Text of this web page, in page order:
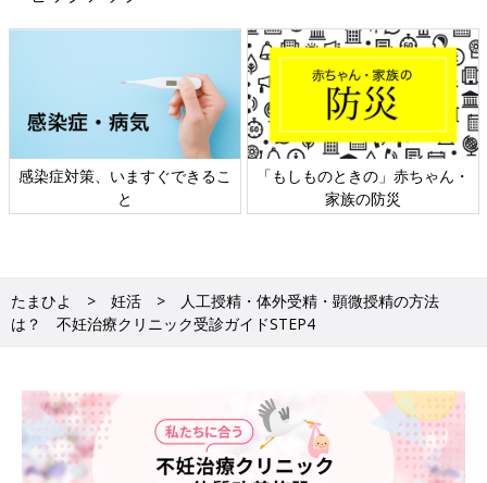
す。状況に応じて、体への負担が軽い、低刺激の誘発剤を用いる
（2）採卵・採精を行う
卵子が育ったら、卵巣から卵子を採取します（採卵）。採卵後、
精液を採取（採精）し、その中から運動性の高い精子を選択。
（3）受精（媒精）を行う
（4）胚を培養する
養します。
（5）胚を子宮に移植する
4～8分割胚になったら、良質の胚を選び子宮内に移植します。状
感染症対策、いますぐできるこ
と
「もしものときの」赤ちゃん・
家族の防災
たまひよ 妊活
人工授精・体外受精・顕微授精の方法
は？ 不妊治療クリニック受診ガイドSTEP4